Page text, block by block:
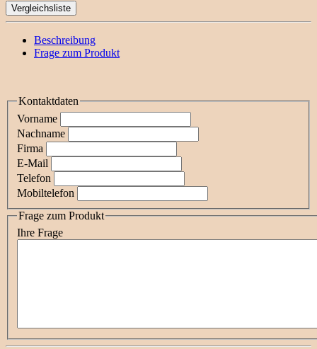
Vergleichsliste
Beschreibung
Frage zum Produkt
Kontaktdaten
Vorname
Nachname
Firma
E-Mail
Telefon
Mobiltelefon
Frage zum Produkt
Ihre Frage